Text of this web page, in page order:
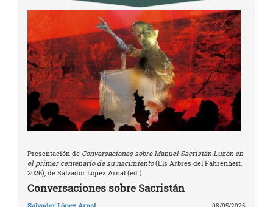
Presentación de Conversaciones sobre Manuel Sacristán Luzón en
el primer centenario de su nacimiento(Els Arbres del Fahrenheit,
2026), de Salvador López Arnal (ed.)
Conversaciones sobre Sacristán